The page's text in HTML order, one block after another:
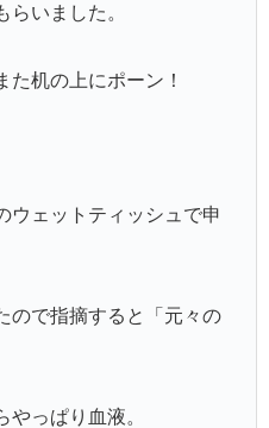
いました。
た机の上にポーン！
ウェットティッシュで申
ので指摘すると「元々の
っぱり血液。